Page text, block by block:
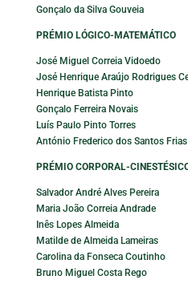
Gonçalo da Silva Gouveia
PRÉMIO LÓGICO-MATEMÁTICO
José Miguel Correia Vidoedo
José Henrique Araújo Rodrigues
Henrique Batista Pinto
Gonçalo Ferreira Novais
Luís Paulo Pinto Torres
António Frederico dos Santos
PRÉMIO CORPORAL-
Salvador André Alves Pereira
Maria João Correia Andrade
Inês Lopes Almeida
Matilde de Almeida Lameiras
Carolina da Fonseca Coutinho
Bruno Miguel Costa Rego